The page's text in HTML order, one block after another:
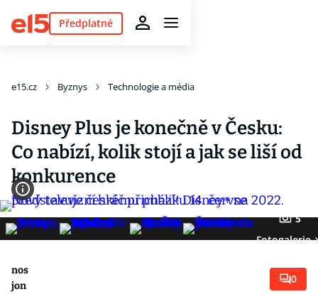
Předplatné
e15.cz Byznys Technologie a média
Disney Plus je konečně v Česku:
Co nabízí, kolik stojí a jak se liší od
konkurence
5
Fotogalerie
nos
jon
0